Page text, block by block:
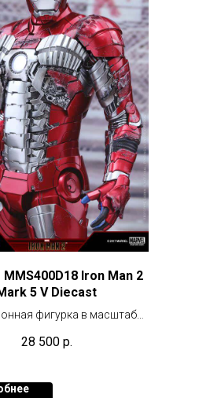
Iron Man 2
5 V Diecast
фигурка в масштабе
28 500 р.